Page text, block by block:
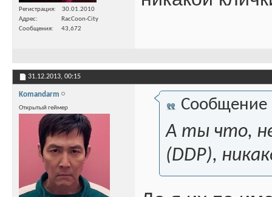
Регистрация
30.01.2010
Адрес
RacCoon-City
Сообщения
43,672
31.12.2013, 00:15
Komandarm
Открытый геймер Сообщение
А ты что,
(DDP),